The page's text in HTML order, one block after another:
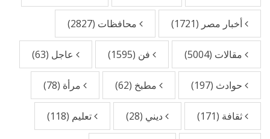
أخبار مصر (1721) محافظات (2827)
مقالات (5004) فن (1595) عاجل (63)
حوادث (197) مطبخ (62) مرأة (78)
ثقافة (171) ديني (28) تعليم (118)